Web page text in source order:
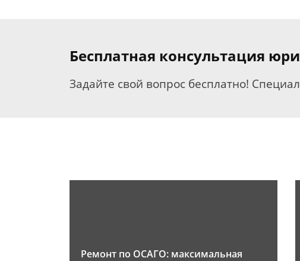
Бесплатная консультация
Задайте свой вопрос бесплатно!
Ремонт по ОСАГО: максимальная